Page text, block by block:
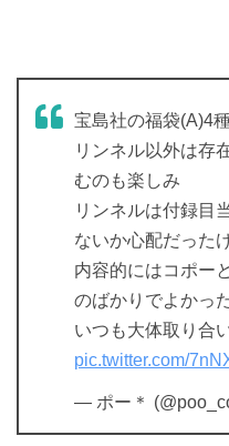
宝島社の福袋(A)4
リンネル以外は存
むのも楽しみ
リンネルは付録目
ないか心配だった
内容的にはコポー
のばかりでよかっ
いつも大体取り合
pic.twitter.com/
— ポー＊